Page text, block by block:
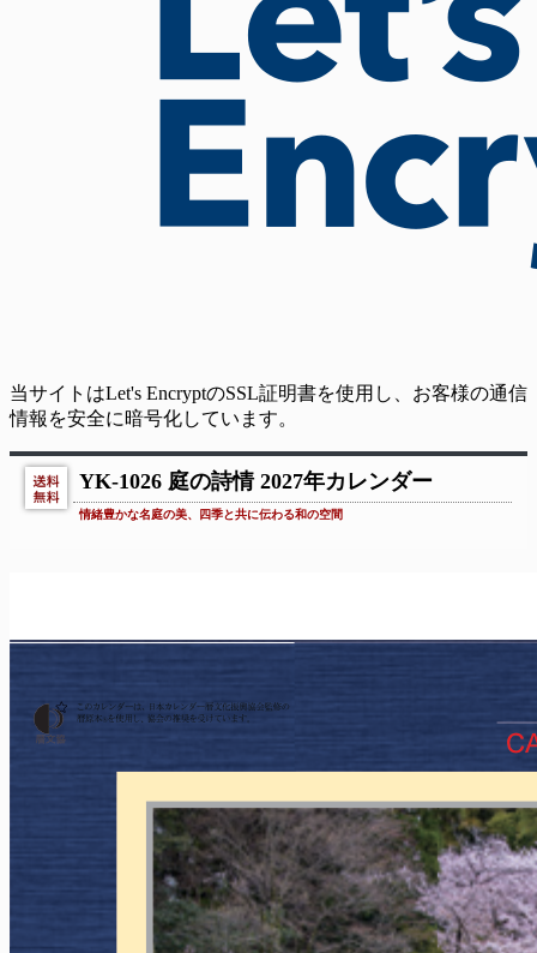
当サイトはLet's EncryptのSSL証明書を使用し、お客様の通信
情報を安全に暗号化しています。
YK-1026 庭の詩情 2027年カレンダー
情緒豊かな名庭の美、四季と共に伝わる和の空間